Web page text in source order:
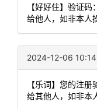
【好好住】验证
给他人，如非本人
2024-12-06
【乐词】您的注
给其他人，如非本